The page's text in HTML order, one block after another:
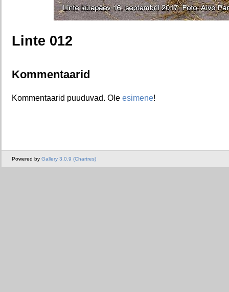
Linte 012
Kommentaarid
Kommentaarid puuduvad. Ole esimene!
Powered by Gallery 3.0.9 (Chartres)